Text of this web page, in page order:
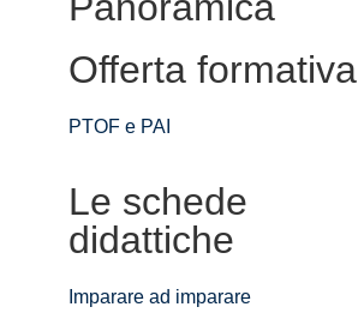
Offerta formativa
PTOF e PAI
Le schede
didattiche
Imparare ad imparare